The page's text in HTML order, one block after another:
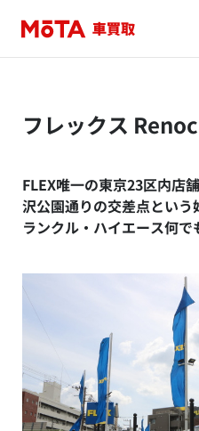
フレックス
FLEX唯一の東京23区内店
沢公園通りの交差点という
ランクル・ハイエース何